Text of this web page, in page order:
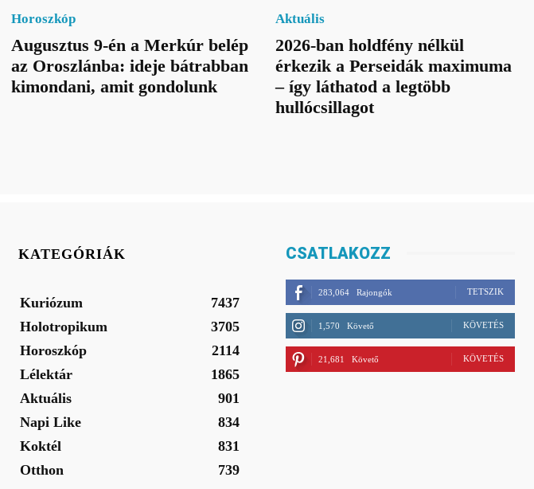
Horoszkóp
Augusztus 9-én a Merkúr belép
az Oroszlánba: ideje bátrabban
kimondani, amit gondolunk
Aktuális
2026-ban holdfény nélkül
érkezik a Perseidák maximuma
– így láthatod a legtöbb
hullócsillagot
KATEGÓRIÁK
Kuriózum
7437
Holotropikum
3705
Horoszkóp
2114
Lélektár
1865
Aktuális
901
Napi Like
834
Koktél
831
Otthon
739
CSATLAKOZZ
283,064 Rajongók TETSZIK
1,570 Követő KÖVETÉS
21,681 Követő KÖVETÉS